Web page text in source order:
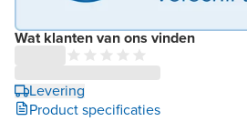
Wat klanten van ons vinden
Levering
Product specificaties